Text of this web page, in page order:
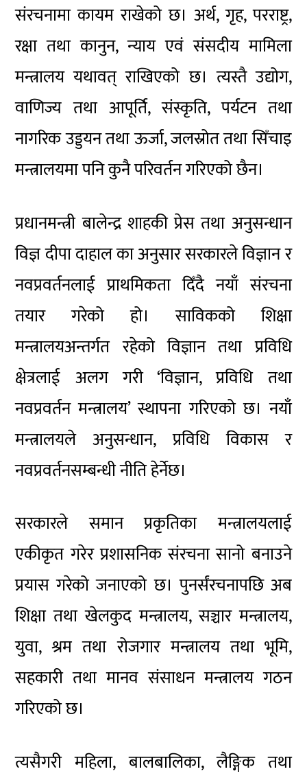
संरचनामा कायम राखेको छ। अर्थ, गृह, परराष्ट्र,
रक्षा तथा कानुन, न्याय एवं संसदीय मामिला
मन्त्रालय यथावत् राखिएको छ। त्यस्तै उद्योग,
वाणिज्य तथा आपूर्ति, संस्कृति, पर्यटन तथा
नागरिक उड्डयन तथा ऊर्जा, जलस्रोत तथा सिँचाइ
मन्त्रालयमा पनि कुनै परिवर्तन गरिएको छैन।
प्रधानमन्त्री बालेन्द्र शाहकी प्रेस तथा अनुसन्धान
विज्ञदीपा दाहालका अनुसार सरकारले विज्ञान र
नवप्रवर्तनलाई प्राथमिकता दिँदै नयाँ संरचना
तयार गरेको हो। साविकको शिक्षा
मन्त्रालयअन्तर्गत रहेको विज्ञान तथा प्रविधि
क्षेत्रलाई अलग गरी ‘विज्ञान, प्रविधि तथा
नवप्रवर्तन मन्त्रालय’ स्थापना गरिएको छ। नयाँ
मन्त्रालयले अनुसन्धान, प्रविधि विकास र
नवप्रवर्तनसम्बन्धी नीति हेर्नेछ।
सरकारले समान प्रकृतिका मन्त्रालयलाई
एकीकृत गरेर प्रशासनिक संरचना सानो बनाउने
प्रयास गरेको जनाएको छ। पुनर्संरचनापछि अब
शिक्षा तथा खेलकुद मन्त्रालय, सञ्चार मन्त्रालय,
युवा, श्रम तथा रोजगार मन्त्रालय तथा भूमि,
सहकारी तथा मानव संसाधन मन्त्रालय गठन
गरिएको छ।
त्यसैगरी महिला, बालबालिका, लैङ्गिक तथा